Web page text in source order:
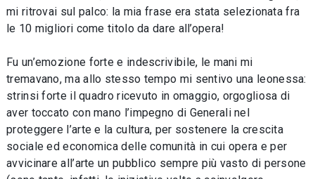
mi ritrovai sul palco: la mia frase era stata selezionata fra
le 10 migliori come titolo da dare all’opera!
Fu un’emozione forte e indescrivibile, le mani mi
tremavano, ma allo stesso tempo mi sentivo una leonessa:
strinsi forte il quadro ricevuto in omaggio, orgogliosa di
aver toccato con mano l’impegno di Generali nel
proteggere l’arte e la cultura, per sostenere la crescita
sociale ed economica delle comunità in cui opera e per
avvicinare all’arte un pubblico sempre più vasto di persone